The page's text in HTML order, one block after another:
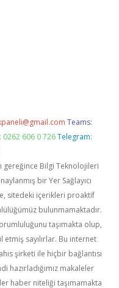
Teams:
606 0 726 Telegram:
gereğince Bilgi Teknolojileri
bir Yer Sağlayıcı
sitedeki içerikleri proaktif
bulunmamaktadır.
taşımakta olup,
sayılırlar. Bu internet
şirketi ile hiçbir bağlantısı
hazırladığımız makaleler
haber niteliği taşımamakta